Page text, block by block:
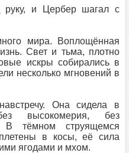
и Цербер шагал с
мира. Воплощённая
Свет и тьма, плотно
искры собирались в
несколько мгновений в
Она сидела в
высокомерия, без
В тёмном струящемся
в косы, её сила
ягодами и мхом.